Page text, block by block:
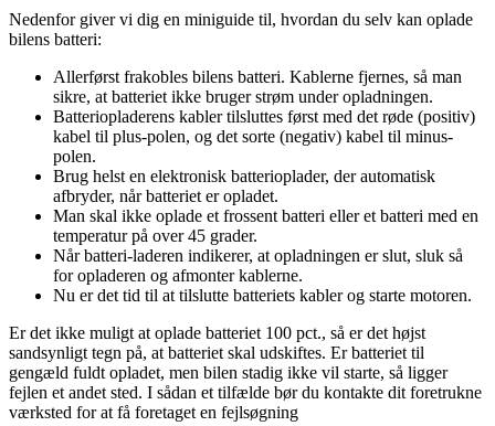
Nedenfor giver vi dig en miniguide til, hvordan du selv kan oplade
bilens batteri:
Allerførst frakobles bilens batteri. Kablerne fjernes, så man
sikre, at batteriet ikke bruger strøm under opladningen.
Batteriopladerens kabler tilsluttes først med det røde (positiv)
kabel til plus-polen, og det sorte (negativ) kabel til minus-
polen.
Brug helst en elektronisk batterioplader, der automatisk
afbryder, når batteriet er opladet.
Man skal ikke oplade et frossent batteri eller et batteri med en
temperatur på over 45 grader.
Når batteri-laderen indikerer, at opladningen er slut, sluk så
for opladeren og afmonter kablerne.
Nu er det tid til at tilslutte batteriets kabler og starte motoren.
Er det ikke muligt at oplade batteriet 100 pct., så er det højst
sandsynligt tegn på, at batteriet skal udskiftes. Er batteriet til
gengæld fuldt opladet, men bilen stadig ikke vil starte, så ligger
fejlen et andet sted. I sådan et tilfælde bør du kontakte dit foretrukne
værksted for at få foretaget en fejlsøgning